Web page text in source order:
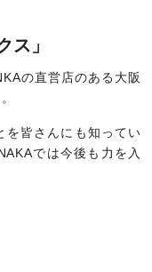
ス」
の直営店のある大阪
を皆さんにも知ってい
では今後も力を入